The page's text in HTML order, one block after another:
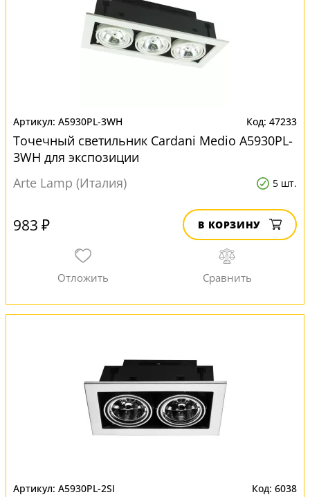
A5930PL-3WH 47233
Точечный светильник Cardani Medio A5930PL-
3WH для экспозиции
Arte Lamp (Италия)
5 шт.
983 ₽ В КОРЗИНУ
A5930PL-2SI 6038